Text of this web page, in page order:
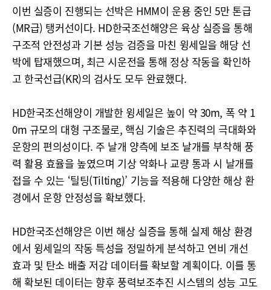
이번 실증이 진행되는 선박은 HMM이 운용 중인 5만 톤급
(MR급) 탱커선이다. HD한국조선해양은 육상 실증을 통해
구조적 안전성과 기본 성능 검증을 마친 윙세일을 해당 선
박에 탑재했으며, 최근 시운전을 통해 정상 작동을 확인하
고 한국선급(KR)의 검사도 모두 완료했다.
HD한국조선해양이 개발한 윙세일은 높이 약 30m, 폭 약 1
0m 규모의 대형 구조물로, 핵심 기술은 추진력의 극대화와
운항의 편의성이다. 주 날개 양측에 보조 날개를 부착해 풍
력 활용 효율을 높였으며 기상 악화나 교량 통과 시 날개를
접을 수 있는 ‘틸팅(Tilting)’ 기능을 적용해 다양한 해상 환
경에서 운항 안정성을 확보했다.
HD한국조선해양은 이번 해상 실증을 통해 실제 해상 환경
에서 윙세일의 작동 특성을 정밀하게 분석하고 연비 개선
효과 및 탄소 배출 저감 데이터를 확보할 계획이다. 이를 통
해 확보된 데이터는 향후 풍력보조추진 시스템의 성능 고도